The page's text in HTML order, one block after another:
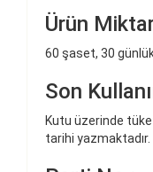
Ürün
60 şaset, 30
Son
Kutu üzerinde
tarihi yazmaktadır.